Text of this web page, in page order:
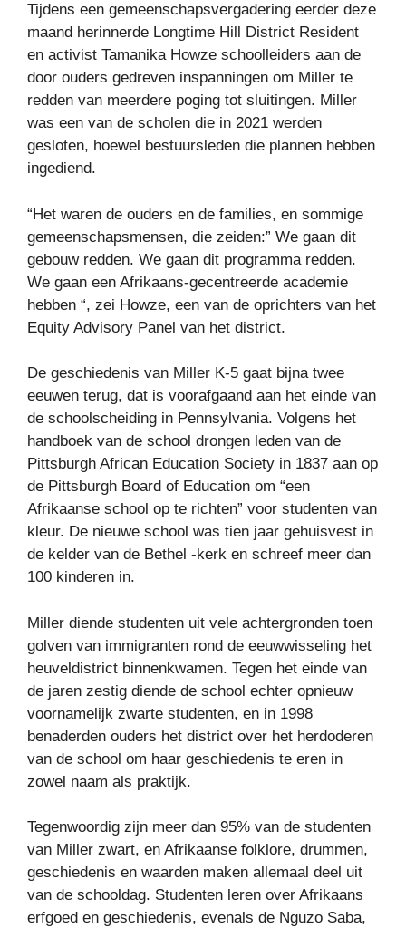
Tijdens een gemeenschapsvergadering eerder deze
maand herinnerde Longtime Hill District Resident
en activist Tamanika Howze schoolleiders aan de
door ouders gedreven inspanningen om Miller te
redden van meerdere poging tot sluitingen. Miller
was een van de scholen die in 2021 werden
gesloten, hoewel bestuursleden die plannen hebben
ingediend.
“Het waren de ouders en de families, en sommige
gemeenschapsmensen, die zeiden:” We gaan dit
gebouw redden. We gaan dit programma redden.
We gaan een Afrikaans-gecentreerde academie
hebben “, zei Howze, een van de oprichters van het
Equity Advisory Panel van het district.
De geschiedenis van Miller K-5 gaat bijna twee
eeuwen terug, dat is voorafgaand aan het einde van
de schoolscheiding in Pennsylvania. Volgens het
handboek van de school drongen leden van de
Pittsburgh African Education Society in 1837 aan op
de Pittsburgh Board of Education om “een
Afrikaanse school op te richten” voor studenten van
kleur. De nieuwe school was tien jaar gehuisvest in
de kelder van de Bethel -kerk en schreef meer dan
100 kinderen in.
Miller diende studenten uit vele achtergronden toen
golven van immigranten rond de eeuwwisseling het
heuveldistrict binnenkwamen. Tegen het einde van
de jaren zestig diende de school echter opnieuw
voornamelijk zwarte studenten, en in 1998
benaderden ouders het district over het herdoderen
van de school om haar geschiedenis te eren in
zowel naam als praktijk.
Tegenwoordig zijn meer dan 95% van de studenten
van Miller zwart, en Afrikaanse folklore, drummen,
geschiedenis en waarden maken allemaal deel uit
van de schooldag. Studenten leren over Afrikaans
erfgoed en geschiedenis, evenals de Nguzo Saba,